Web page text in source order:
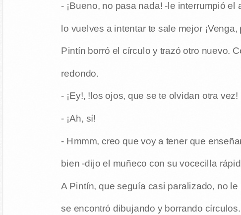
- ¡Bueno, no pasa nada! -le interrumpió
lo vuelves a intentar te sale mejor
Pintín borró el círculo y trazó otro nuevo.
redondo.
- ¡Ey!, !los ojos, que se te olvidan otra vez!
- ¡Ah, sí!
- Hmmm, creo que voy a tener que
bien -dijo el muñeco con su vocecilla
A Pintín, que seguía casi paralizado, no
se encontró dibujando y borrando